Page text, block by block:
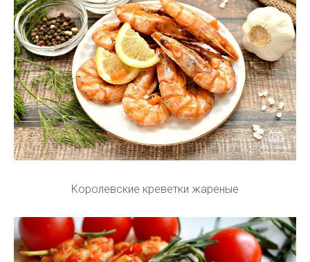
Королевские креветки жареные